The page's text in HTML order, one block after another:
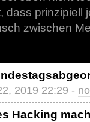
dass prinzipiell
zwischen
2019 22:29 -
Hacking